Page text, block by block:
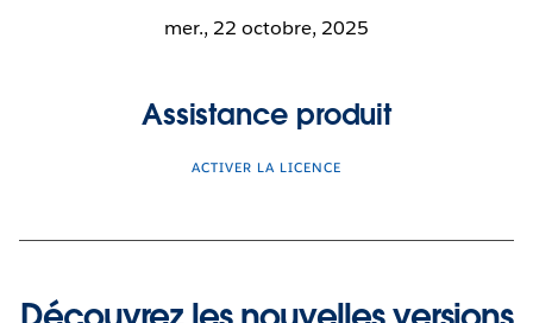
mer., 22 octobre, 2025
Assistance produit
ACTIVER LA LICENCE